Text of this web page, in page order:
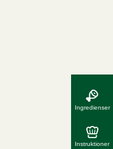
Ingredienser
Instruktioner